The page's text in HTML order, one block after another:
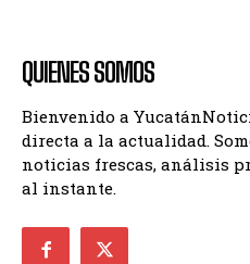
QUIENES SOMOS
Bienvenido a
directa a la actualidad.
noticias frescas, análisis
al instante.